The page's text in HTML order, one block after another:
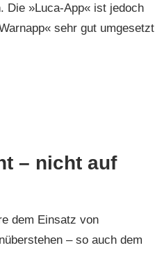
Die »Luca-App« ist jedoch
sehr gut umgesetzt
– nicht auf
dem Einsatz von
– so auch dem